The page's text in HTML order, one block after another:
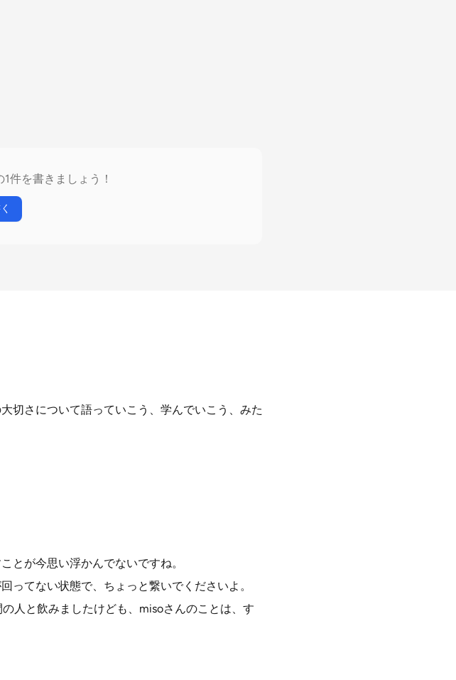
件を書きましょう！
切さについて語っていこう、学んでいこう、みた
とが今思い浮かんでないですね。
ってない状態で、ちょっと繋いでくださいよ。
人と飲みましたけども、misoさんのことは、す